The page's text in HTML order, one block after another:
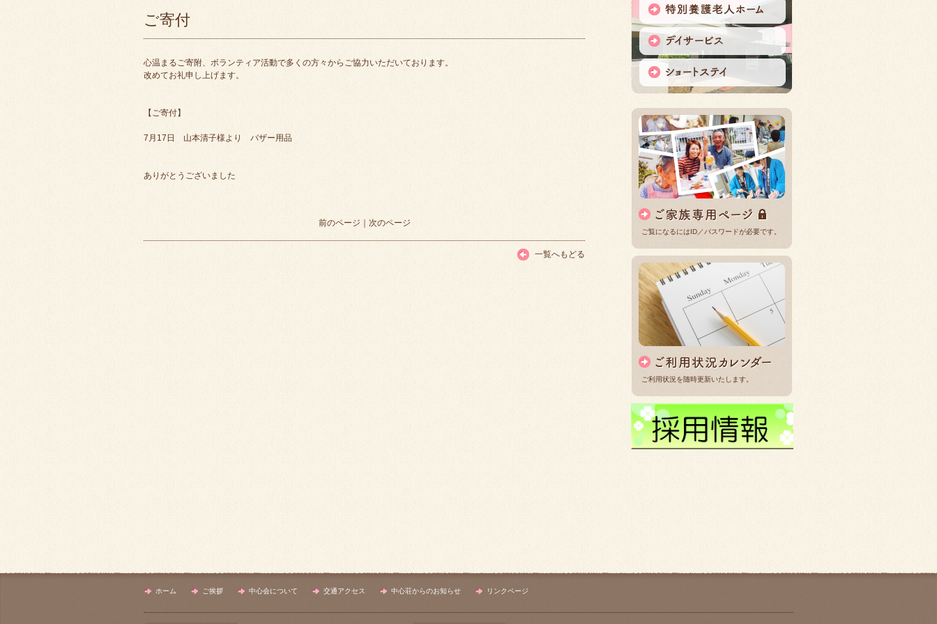
ご寄付
心温まるご寄附、ボランティア活動で多くの方々からご協力いただいております。
改めてお礼申し上げます。
【ご寄付】
7月17日 山本清子様より バザー用品
ありがとうございました
前のページ 次のページ
一覧へもどる
ご覧になるにはID／パスワードが必要です。
ご利用状況を随時更新いたします。
ホーム ご挨拶 中心会について 交通アクセス 中心荘からのお知らせ リンクページ